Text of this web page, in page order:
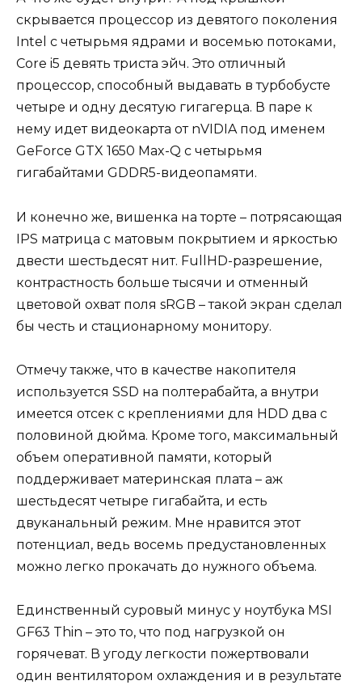
скрывается процессор из девятого поколения
Intel с четырьмя ядрами и восемью потоками,
Core i5 девять триста эйч. Это отличный
процессор, способный выдавать в турбобусте
четыре и одну десятую гигагерца. В паре к
нему идет видеокарта от nVIDIA под именем
GeForce GTX 1650 Max-Q c четырьмя
гигабайтами GDDR5-видеопамяти.
И конечно же, вишенка на торте – потрясающая
IPS матрица с матовым покрытием и яркостью
двести шестьдесят нит. FullHD-разрешение,
контрастность больше тысячи и отменный
цветовой охват поля sRGB – такой экран сделал
бы честь и стационарному монитору.
Отмечу также, что в качестве накопителя
используется SSD на полтерабайта, а внутри
имеется отсек с креплениями для HDD два с
половиной дюйма. Кроме того, максимальный
объем оперативной памяти, который
поддерживает материнская плата – аж
шестьдесят четыре гигабайта, и есть
двуканальный режим. Мне нравится этот
потенциал, ведь восемь предустановленных
можно легко прокачать до нужного объема.
Единственный суровый минус у ноутбука MSI
GF63 Thin – это то, что под нагрузкой он
горячеват. В угоду легкости пожертвовали
один вентилятором охлаждения и в результате